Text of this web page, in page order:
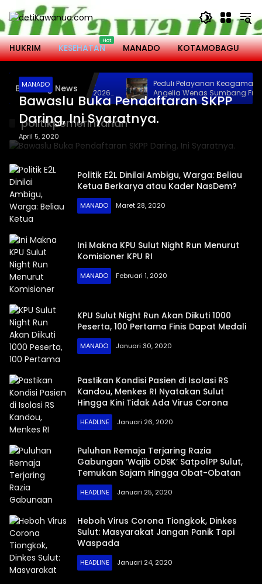
Langsung
ke
konten
HUKRIM
KESEHATAN MANADO KOTAMOBAGU
Breaking News
Hadiri Serah
Ketua DWP Periode 2026-
Peduli Pelayanan Keagamaan,
Angelia Wenas Sumbang Freezer
Jenazah untuk Umat Hindu di
politikpemerintahan
MANADO
Bawaslu Buka Pendaftaran SKPP
Daring, Ini Syaratnya.
April 5, 2020
Politik E2L Dinilai Ambigu, Warga: Beliau
Ketua Berkarya atau Kader NasDem?
MANADO Maret 28, 2020
Ini Makna KPU Sulut Night Run Menurut
Komisioner KPU RI
MANADO Februari 1, 2020
KPU Sulut Night Run Akan Diikuti 1000
Peserta, 100 Pertama Finis Dapat Medali
MANADO Januari 30, 2020
Pastikan Kondisi Pasien di Isolasi RS
Kandou, Menkes RI Nyatakan Sulut
Hingga Kini Tidak Ada Virus Corona
HEADLINE Januari 26, 2020
Puluhan Remaja Terjaring Razia
Gabungan ‘Wajib ODSK’ SatpolPP Sulut,
Temukan Sajam Hingga Obat-Obatan
HEADLINE Januari 25, 2020
Heboh Virus Corona Tiongkok, Dinkes
Sulut: Masyarakat Jangan Panik Tapi
Waspada
HEADLINE Januari 24, 2020